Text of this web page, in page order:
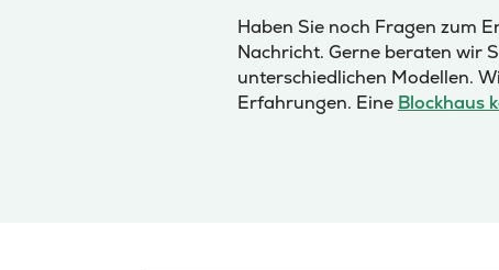
Haben Sie noch Fragen zum
Nachricht. Gerne beraten wir
unterschiedlichen Modellen.
Erfahrungen. Eine Blockhaus